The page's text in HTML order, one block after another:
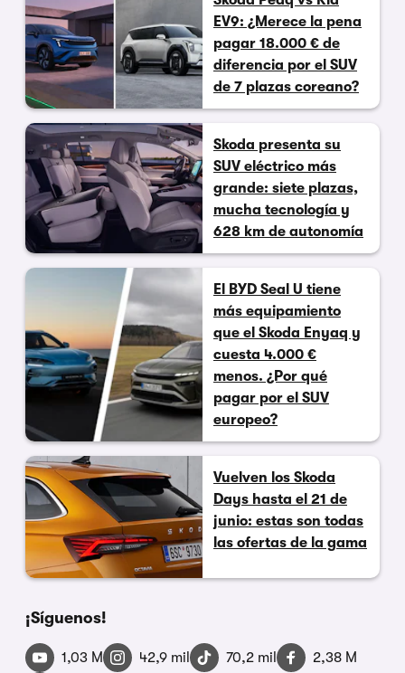
EV9: ¿Merece la pena
pagar 18.000 € de
diferencia por el SUV
de 7 plazas coreano?
Skoda presenta su
SUV eléctrico más
grande: siete plazas,
mucha tecnología y
628 km de autonomía
El BYD Seal U tiene
más equipamiento
que el Skoda Enyaq y
cuesta 4.000 €
menos. ¿Por qué
pagar por el SUV
europeo?
Vuelven los Skoda
Days hasta el 21 de
junio: estas son todas
las ofertas de la gama
¡Síguenos!
1,03 M 42,9 mil 70,2 mil
2,38 M